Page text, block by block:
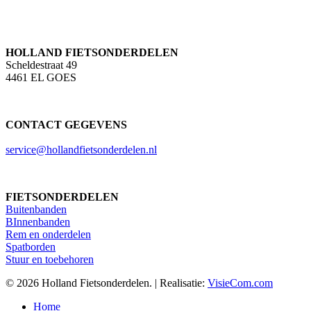
HOLLAND FIETSONDERDELEN
Scheldestraat 49
4461 EL GOES
CONTACT GEGEVENS
service@hollandfietsonderdelen.nl
FIETSONDERDELEN
Buitenbanden
BInnenbanden
Rem en onderdelen
Spatborden
Stuur en toebehoren
© 2026 Holland Fietsonderdelen. | Realisatie: VisieCom.com
Close
Home